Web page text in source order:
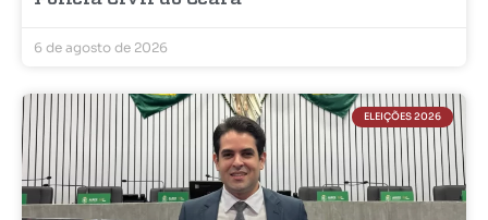
6 de agosto de 2026
ELEIÇÕES 2026